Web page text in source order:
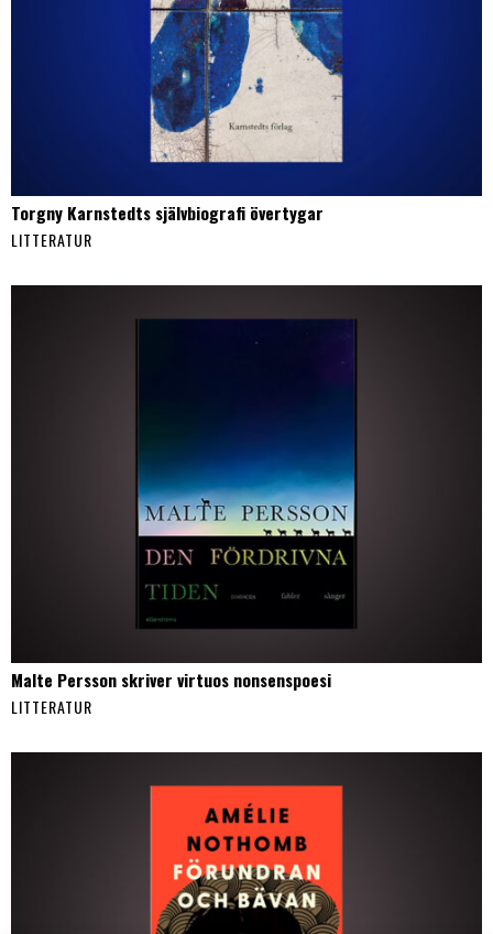
Torgny Karnstedts självbiografi övertygar
LITTERATUR
Malte Persson skriver virtuos nonsenspoesi
LITTERATUR